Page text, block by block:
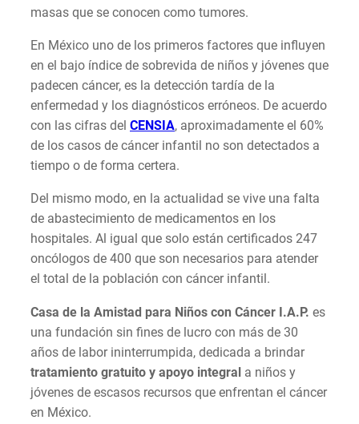
masas que se conocen como tumores.
En México uno de los primeros factores que influyen
en el bajo índice de sobrevida de niños y jóvenes que
padecen cáncer, es la detección tardía de la
enfermedad y los diagnósticos erróneos. De acuerdo
con las cifras del CENSIA, aproximadamente el 60%
de los casos de cáncer infantil no son detectados a
tiempo o de forma certera.
Del mismo modo, en la actualidad se vive una falta
de abastecimiento de medicamentos en los
hospitales. Al igual que solo están certificados 247
oncólogos de 400 que son necesarios para atender
el total de la población con cáncer infantil.
Casa de la Amistad para Niños con Cáncer I.A.P. es
una fundación sin fines de lucro con más de 30
años de labor ininterrumpida, dedicada a brindar
tratamiento gratuito y apoyo integral a niños y
jóvenes de escasos recursos que enfrentan el cáncer
en México.